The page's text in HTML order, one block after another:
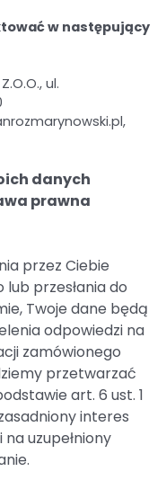
w następujący
ul.
,
danych
prawna
przez Ciebie
przesłania do
Twoje dane będą
odpowiedzi na
zamówionego
przetwarzać
art. 6 ust. 1
interes
uzupełniony